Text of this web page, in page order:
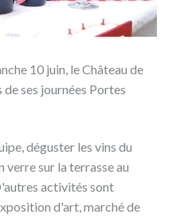
10 juin, le Château de
ses journées Portes
déguster les vins du
verre sur la terrasse au
activités sont
d'art, marché de